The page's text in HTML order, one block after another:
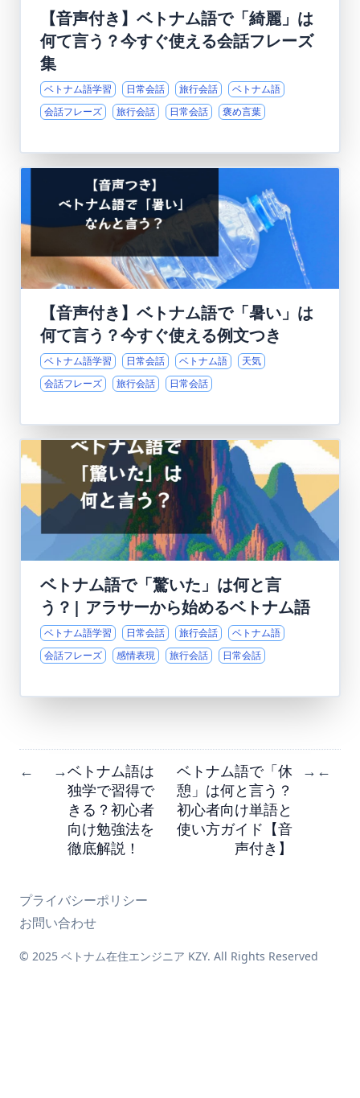
【音声付き】ベトナム語で「綺麗」は
何て言う？今すぐ使える会話フレーズ
集
ベトナム語学習 日常会話 旅行会話
ベトナム語
会話フレーズ
旅行会話 日常会話 褒め言葉
【音声付き】ベトナム語で「暑い」は
何て言う？今すぐ使える例文つき
ベトナム語学習 日常会話 ベトナム語
天気
会話フレーズ
旅行会話 日常会話
ベトナム語で「驚いた」は何と言
う？| アラサーから始めるベトナム語
ベトナム語学習 日常会話 旅行会話
ベトナム語
会話フレーズ
感情表現 旅行会話 日常会話
← →ベトナム語は
独学で習得で
きる？初心者
向け勉強法を
徹底解説！
ベトナム語で「休
憩」は何と言う？
初心者向け単語と
使い方ガイド【音
声付き】
→ ←
プライバシーポリシー
お問い合わせ
© 2025 ベトナム在住エンジニア KZY. All Rights Reserved